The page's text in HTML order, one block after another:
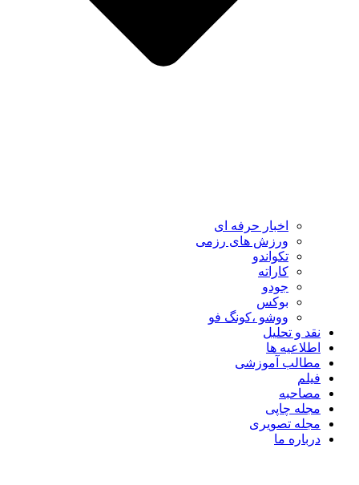
اخبار حرفه ای
ورزش های رزمی
تکواندو
کاراته
جودو
بوکس
ووشو ،کونگ فو
نقد و تحلیل
اطلاعیه ها
مطالب آموزشی
فیلم
مصاحبه
مجله چاپی
مجله تصویری
درباره ما